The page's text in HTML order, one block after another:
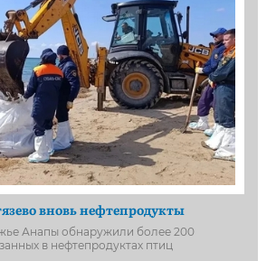
вновь нефтепродукты
Анапы обнаружили более 200
в нефтепродуктах птиц